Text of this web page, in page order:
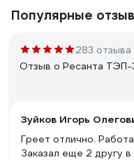
Популярные
283 отзыва
Отзыв о Ресанта
Зуйков Игорь
Греет отлично.
Заказал еще 2 другу